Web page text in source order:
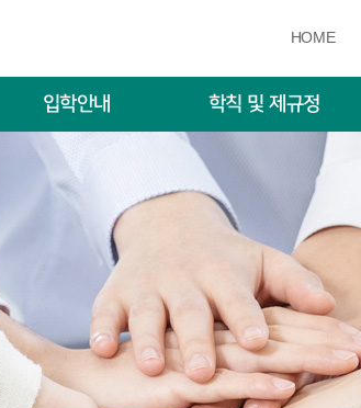
HOME
입학안내 학칙 및 제규정
입학자료실(모집요강)
신입학 입시전형
학칙 및 제규정